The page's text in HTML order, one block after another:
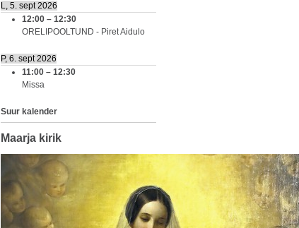
L, 5. sept 2026
12:00 – 12:30
ORELIPOOLTUND - Piret Aidulo
P, 6. sept 2026
11:00 – 12:30
Missa
Suur kalender
Maarja kirik